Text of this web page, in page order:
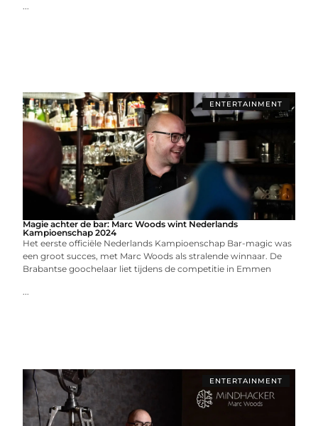
...
ENTERTAINMENT
Magie achter de bar: Marc Woods wint Nederlands
Kampioenschap 2024
Het eerste officiële Nederlands Kampioenschap Bar-magic was
een groot succes, met Marc Woods als stralende winnaar. De
Brabantse goochelaar liet tijdens de competitie in Emmen
...
ENTERTAINMENT